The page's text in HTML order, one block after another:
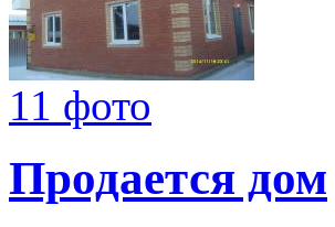
11 фото
Продается дом